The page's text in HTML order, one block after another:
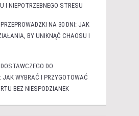
I NIEPOTRZEBNEGO STRESU
NA 30 DNI: JAK
BY UNIKNĄĆ CHAOSU I
DO
JAK WYBRAĆ I PRZYGOTOWAĆ
BEZ NIESPODZIANEK